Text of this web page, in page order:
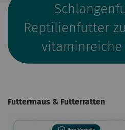
Reptilienfutter
Futtermaus & Futterratten